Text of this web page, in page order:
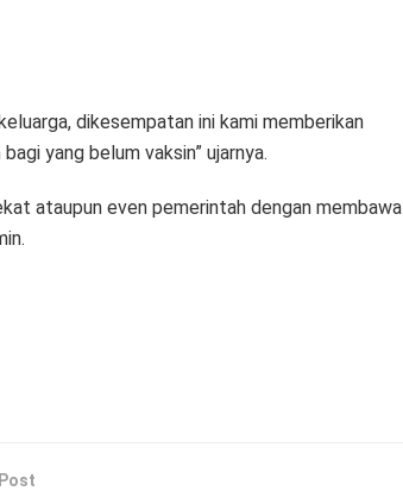
dikesempatan ini kami memberikan
yang belum vaksin” ujarnya.
ataupun even pemerintah dengan membawa